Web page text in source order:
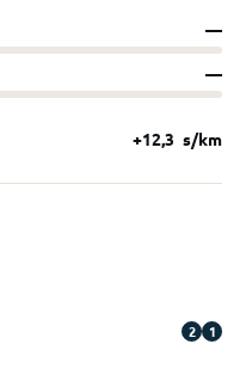
—
—
+12,3 s/km
2 1